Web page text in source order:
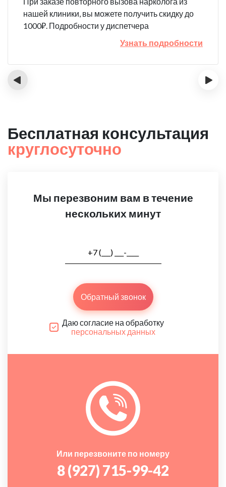
нашей клиники, вы можете получить скидку до
1000₽. Подробности у диспетчера
Узнать подробности
‹ ›
Бесплатная консультация
круглосуточно
Мы перезвоним вам в течение
нескольких минут
Обратный звонок
Даю согласие на обработку
персональных данных
Или перезвоните по номеру
8 (927) 715-99-42